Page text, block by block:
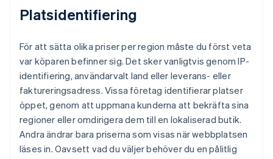
Platsidentifiering
För att sätta olika priser per region måste du först veta
var köparen befinner sig. Det sker vanligtvis genom IP-
identifiering, användarvalt land eller leverans- eller
faktureringsadress. Vissa företag identifierar platser
öppet, genom att uppmana kunderna att bekräfta sina
regioner eller omdirigera dem till en lokaliserad butik.
Andra ändrar bara priserna som visas när webbplatsen
läses in. Oavsett vad du väljer behöver du en pålitlig